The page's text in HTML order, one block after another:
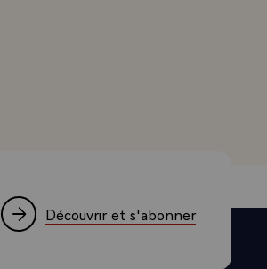
sur les relations franco-
Découvrir et s'abonner